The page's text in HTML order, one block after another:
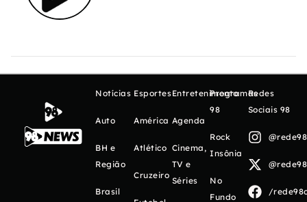
Notícias
Auto
BH e
Região
Brasil
Esportes
América
Atlético
Cruzeiro
Entretenimento
Agenda
Cinema,
TV e
Séries
Programas
98
Rock
Insônia
No
Fundo
Redes
Sociais 98
/